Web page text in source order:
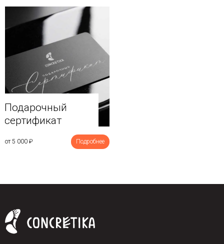
Подарочный
сертификат
от 5 000 ₽ Подробнее